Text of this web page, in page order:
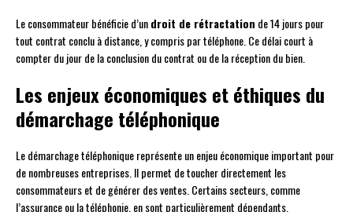
Le consommateur bénéficie d’undroit de rétractation de 14 jours pour
tout contrat conclu à distance, y compris par téléphone. Ce délai court à
compter du jour de la conclusion du contrat ou de la réception du bien.
Les enjeux économiques et éthiques du
démarchage téléphonique
Le démarchage téléphonique représente un enjeu économique important pour
de nombreuses entreprises. Il permet de toucher directement les
consommateurs et de générer des ventes. Certains secteurs, comme
l’assurance ou la téléphonie, en sont particulièrement dépendants.